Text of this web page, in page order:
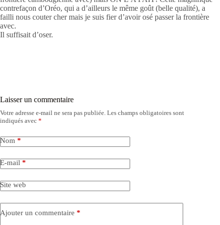
contrefaçon d’Oréo, qui a d’ailleurs le même goût (belle qualité), a
failli nous couter cher mais je suis fier d’avoir osé passer la frontière
avec.
Il suffisait d’oser.
Laisser un commentaire
Votre adresse e-mail ne sera pas publiée. Les champs obligatoires sont
indiqués avec *
Nom *
E-mail *
Site web
Ajouter un commentaire *